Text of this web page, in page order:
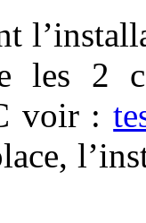
les 2
voir :